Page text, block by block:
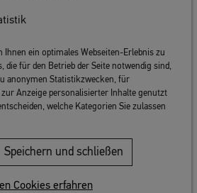
bis Z wie Zulassungsbescheid
Ihnen ein optimales Webseiten-Erlebnis zu
die für den Betrieb der Seite notwendig sind,
anonymen Statistikzwecken, für
Anzeige personalisierter Inhalte genutzt
welche Kategorien Sie zulassen
Speichern und schließen
Cookies erfahren